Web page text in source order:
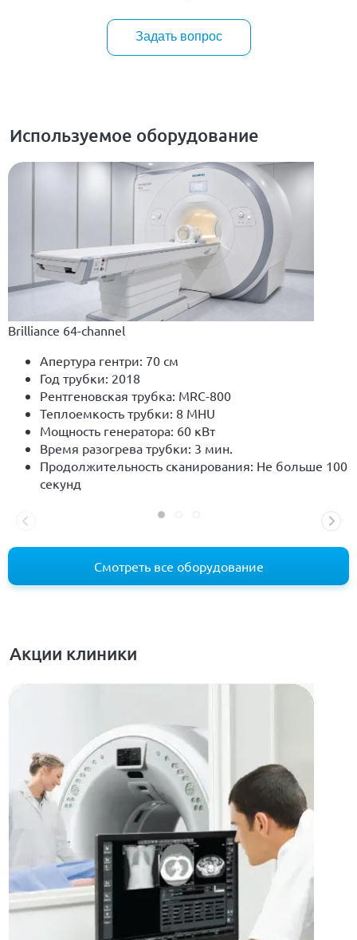
Задать вопрос
Используемое оборудование
Смотреть все оборудование
Brilliance 64-channel
Апертура гентри: 70 см
Год трубки: 2018
Рентгеновская трубка: MRC-800
Теплоемкость трубки: 8 MHU
Мощность генератора: 60 кВт
Время разогрева трубки: 3 мин.
Продолжительность сканирования: Не больше 100
секунд
Акции клиники